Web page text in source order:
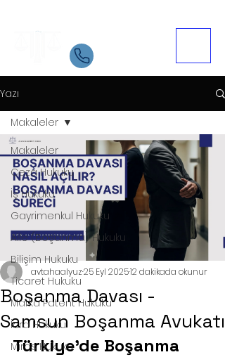
05534084721
Yazı
Makaleler
Ceza Hukuku
İş Hukuku
Gayrimenkul Hukuku
Aile (Boşanma) Hukuku
Bilişim Hukuku
Ticaret Hukuku
Marka Patent Hukuku
İcra Hukuku
Miras Hukuku
Makaleler
Boşanma Davası -
Samsun Boşanma Avukatı
avtahaalyuz25 Eyl 202512 dakikada okunur
Türkiye’de Boşanma